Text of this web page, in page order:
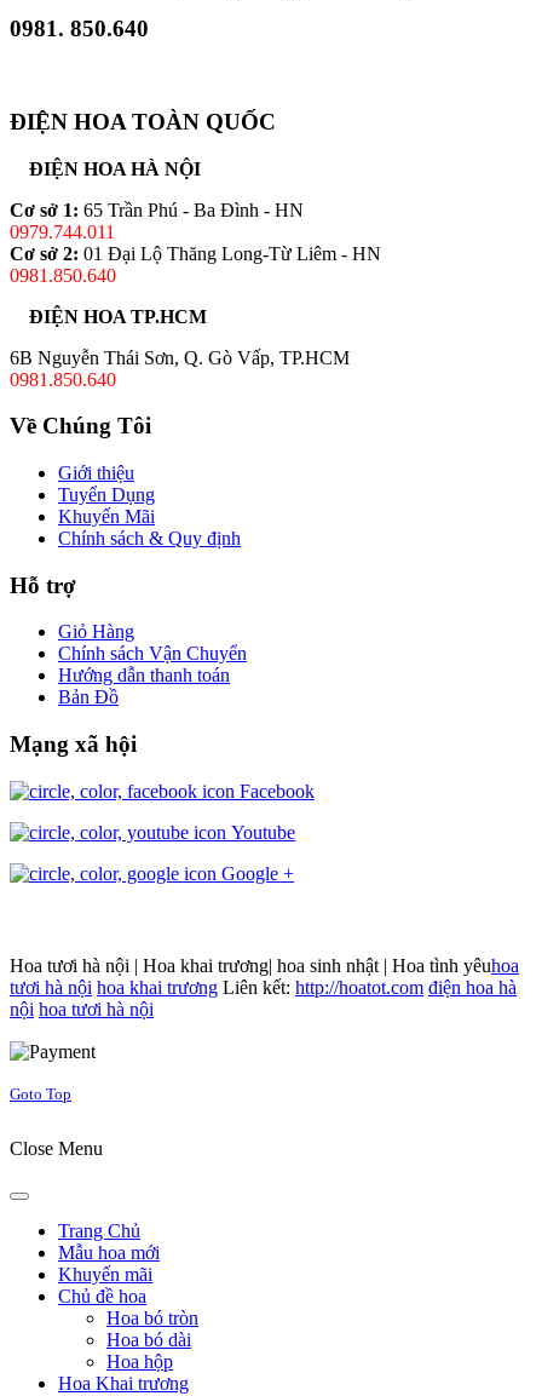
0981. 850.640
ĐIỆN HOA TOÀN QUỐC
ĐIỆN HOA HÀ NỘI
Cơ sở 1: 65 Trần Phú - Ba Đình - HN
0979.744.011
Cơ sở 2: 01 Đại Lộ Thăng Long-Từ Liêm - HN
0981.850.640
ĐIỆN HOA TP.HCM
6B Nguyễn Thái Sơn, Q. Gò Vấp, TP.HCM
0981.850.640
Về Chúng Tôi
Giới thiệu
Tuyển Dụng
Khuyến Mãi
Chính sách & Quy định
Hỗ trợ
Giỏ Hàng
Chính sách Vận Chuyển
Hướng dẫn thanh toán
Bản Đồ
Mạng xã hội
Facebook
Youtube
Google +
Hoa tươi hà nội | Hoa khai trương| hoa sinh nhật | Hoa tình yêuhoa
tươi hà nội hoa khai trương Liên kết: http://hoatot.com điện hoa hà
nội hoa tươi hà nội
Goto Top
Close Menu
Trang Chủ
Mẫu hoa mới
Khuyến mãi
Chủ đề hoa
Hoa bó tròn
Hoa bó dài
Hoa hộp
Hoa Khai trương